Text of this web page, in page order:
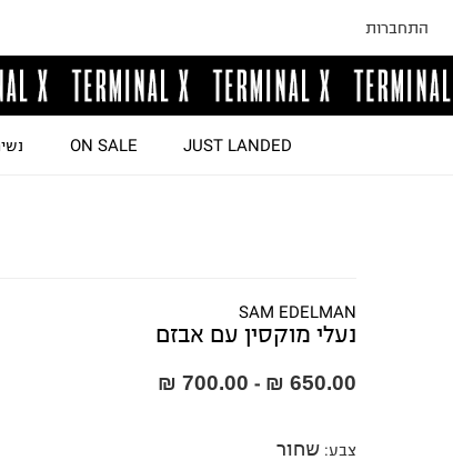
התחברות
JUST LANDED
ON SALE
SAM EDELMAN
נעלי מוקסין עם אבזם
650.00 ₪
-
700.00 ₪
צבע: שחור